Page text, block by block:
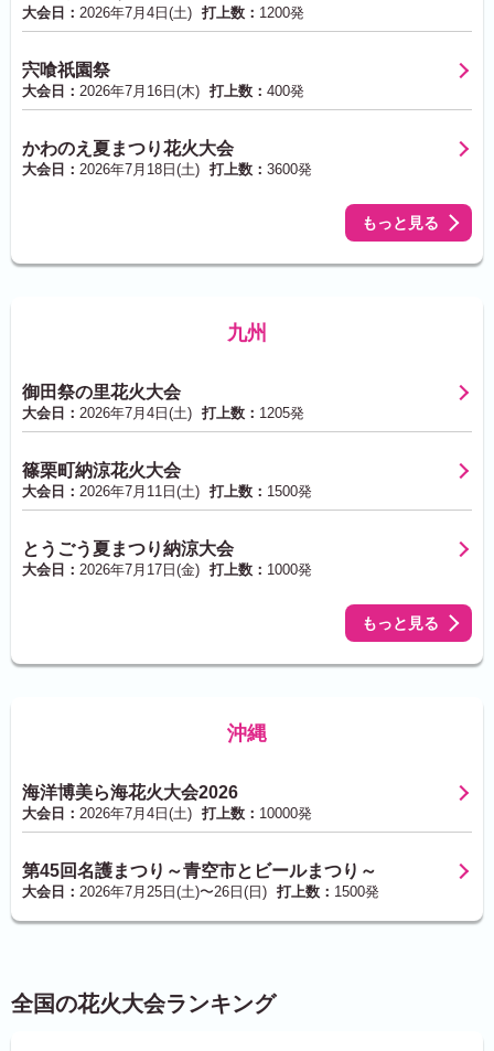
大会日： 2026年7月4日(土) 打上数： 1200発
宍喰祇園祭
大会日： 2026年7月16日(木) 打上数： 400発
かわのえ夏まつり花火大会
大会日： 2026年7月18日(土) 打上数： 3600発
もっと見る
九州
御田祭の里花火大会
大会日： 2026年7月4日(土) 打上数： 1205発
篠栗町納涼花火大会
大会日： 2026年7月11日(土) 打上数： 1500発
とうごう夏まつり納涼大会
大会日： 2026年7月17日(金) 打上数： 1000発
もっと見る
沖縄
海洋博美ら海花火大会2026
大会日： 2026年7月4日(土) 打上数： 10000発
第45回名護まつり～青空市とビールまつり～
大会日： 2026年7月25日(土)〜26日(日) 打上数： 1500発
全国の花火大会ランキング